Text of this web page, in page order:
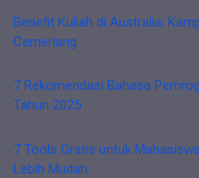
Benefit Kuliah di Australia:
Cemerlang
7 Rekomendasi Bahasa
Tahun 2025
7 Tools Gratis untuk
Lebih Mudah